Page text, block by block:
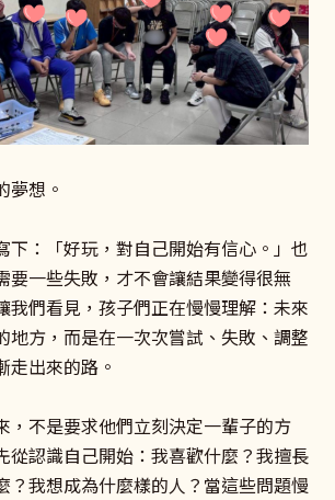
想。
下：「好玩，對自己開始有信心。」也
要一些失敗，才不會讓結果變得很無
我們看見，孩子們正在慢慢理解：未來
地方，而是在一次次嘗試、失敗、調整
走出來的路。
，不是要求他們立刻決定一輩子的方
從認識自己開始：我喜歡什麼？我擅長
？我想成為什麼樣的人？當這些問題慢